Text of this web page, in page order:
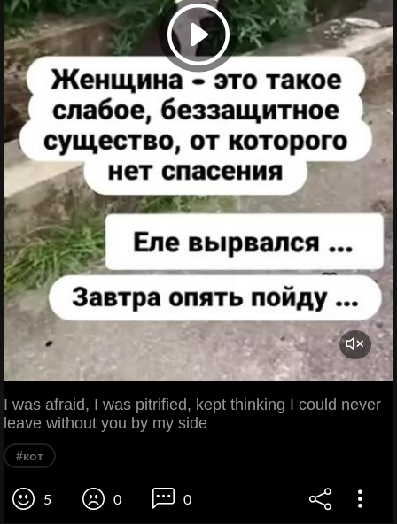
I was afraid, I was pitrified, kept thinking I could never
leave without you by my side
#кот
5 0 0